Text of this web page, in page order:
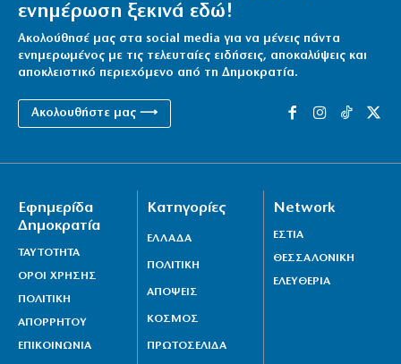
ενημέρωση ξεκινά εδώ!
Ακολούθησέ μας στα social media για να μένεις πάντα
ενημερωμένος με τις τελευταίες ειδήσεις, αποκαλύψεις και
αποκλειστικό περιεχόμενο από τη Δημοκρατία.
Ακολουθήστε μας ⟶
Εφημερίδα
Δημοκρατία
ΤΑΥΤΟΤΗΤΑ
ΟΡΟΙ ΧΡΗΣΗΣ
ΠΟΛΙΤΙΚΗ
ΑΠΟΡΡΗΤΟΥ
ΕΠΙΚΟΙΝΩΝΙΑ
Κατηγορίες
ΕΛΛΑΔΑ
ΠΟΛΙΤΙΚΗ
ΑΠΟΨΕΙΣ
ΚΟΣΜΟΣ
ΠΡΩΤΟΣΕΛΙΔΑ
Network
ΕΣΤΙΑ
ΘΕΣΣΑΛΟΝΙΚΗ
ΕΛΕΥΘΕΡΙΑ